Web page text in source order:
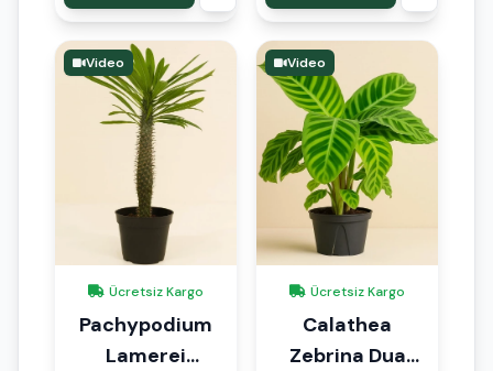
Video
Ücretsiz Kargo
Pachypodium
Lamerei
Video
Ücretsiz Kargo
Calathea
Zebrina Dua